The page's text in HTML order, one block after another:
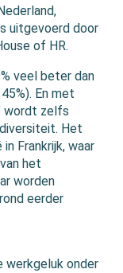
uitgevoerd door
of HR.
veel beter dan
En met
wordt zelfs
Het
Frankrijk, waar
het
worden
eerder
werkgeluk onder